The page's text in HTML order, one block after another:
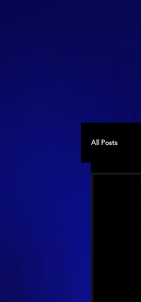
All Posts